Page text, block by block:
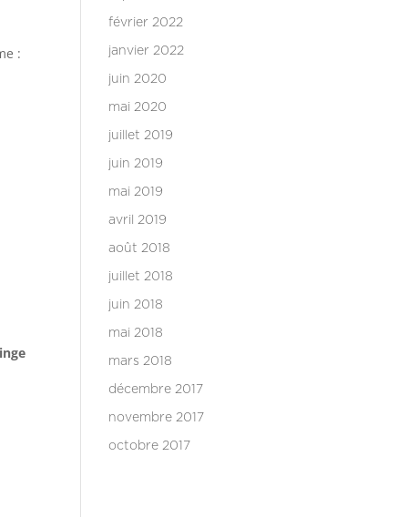
:
février 2022
janvier 2022
juin 2020
mai 2020
juillet 2019
juin 2019
mai 2019
avril 2019
août 2018
juillet 2018
juin 2018
mai 2018
mars 2018
décembre 2017
novembre 2017
octobre 2017